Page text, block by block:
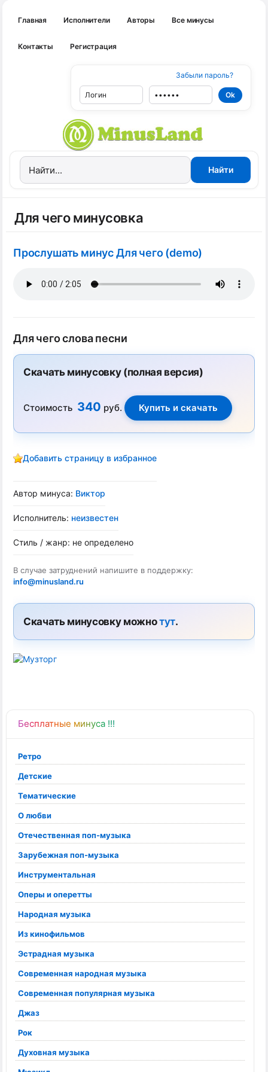
Главная Исполнители Авторы Все минусы
Контакты Регистрация
Забыли пароль?
Бесплатные минуса !!!
Ретро
Детские
Тематические
О любви
Отечественная поп-музыка
Зарубежная поп-музыка
Инструментальная
Оперы и оперетты
Народная музыка
Из кинофильмов
Эстрадная музыка
Современная народная музыка
Современная популярная музыка
Джаз
Рок
Духовная музыка
Для чего минусовка
Прослушать минус Для чего (demo)
Для чего слова песни
Скачать минусовку (полная версия)
Стоимость 340 руб.
Добавить страницу в избранное
Автор минуса: Виктор
Исполнитель: неизвестен
Стиль / жанр: не определено
В случае затруднений напишите в поддержку:
info@minusland.ru
Скачать минусовку можнотут.